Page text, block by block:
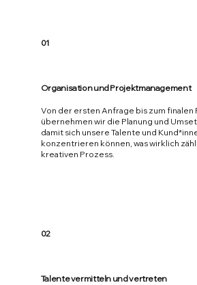
01
Organisation und Projektmanagement
Von der ersten Anfrage bis zum finalen
übernehmen wir die Planung und
damit sich unsere Talente und
konzentrieren können, was wirklich
kreativen Prozess.
02
Talente vermitteln und vertreten